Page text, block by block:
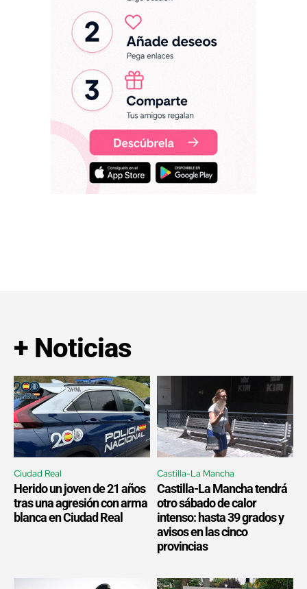
+ Noticias
Ciudad Real
Herido un joven de 21 años
tras una agresión con arma
blanca en Ciudad Real
Castilla-La Mancha
Castilla-La Mancha tendrá
otro sábado de calor
intenso: hasta 39 grados y
avisos en las cinco
provincias